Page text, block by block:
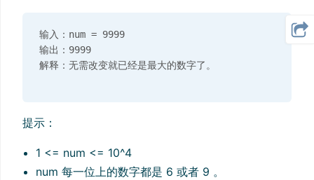
输入：num = 9999
输出：9999
提示：
1 <= num <= 10^4
num 每一位上的数字都是 6 或者 9 。